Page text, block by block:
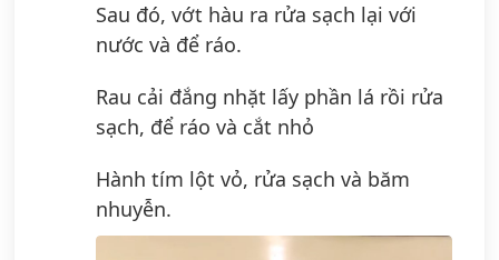
Sau đó, vớt hàu ra rửa sạch lại với
nước và để ráo.
Rau cải đắng nhặt lấy phần lá rồi rửa
sạch, để ráo và cắt nhỏ
Hành tím lột vỏ, rửa sạch và băm
nhuyễn.